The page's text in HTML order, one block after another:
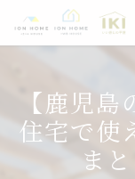
【鹿児
住宅で使
ま